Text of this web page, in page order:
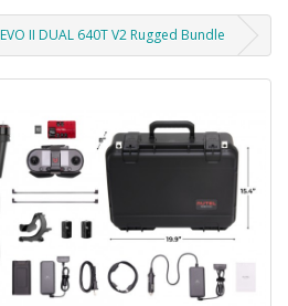
EVO II DUAL 640Т V2 Rugged Bundle